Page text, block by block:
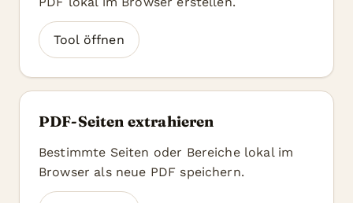
Tool öffnen
PDF-Seiten extrahieren
Bestimmte Seiten oder Bereiche lokal im
Browser als neue PDF speichern.